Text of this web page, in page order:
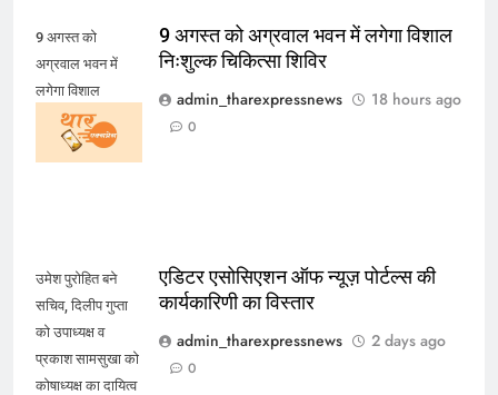
9 अगस्त को
अग्रवाल भवन में
लगेगा विशाल
निःशुल्क चिकित्सा
शिविर
9 अगस्त को अग्रवाल भवन में लगेगा विशाल
निःशुल्क चिकित्सा शिविर
admin_tharexpressnews
18 hours ago
0
उमेश पुरोहित बने
सचिव, दिलीप गुप्ता
को उपाध्यक्ष व
प्रकाश सामसुखा को
कोषाध्यक्ष का दायित्व
एडिटर एसोसिएशन ऑफ न्यूज़ पोर्टल्स की
कार्यकारिणी का विस्तार
admin_tharexpressnews
2 days ago
0